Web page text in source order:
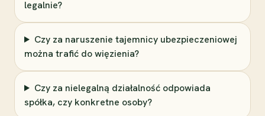
legalnie?
Czy za naruszenie tajemnicy ubezpieczeniowej
można trafić do więzienia?
Czy za nielegalną działalność odpowiada
spółka, czy konkretne osoby?